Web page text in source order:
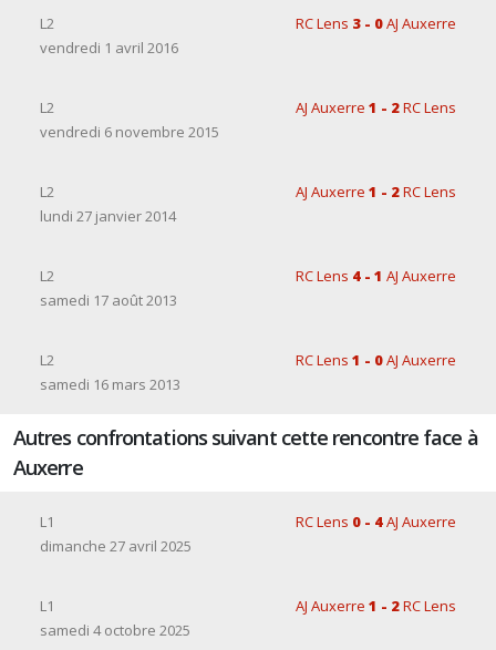
L2 RC Lens 3 - 0AJ Auxerre
vendredi 1 avril 2016
L2 AJ Auxerre 1 - 2RC Lens
vendredi 6 novembre 2015
L2 AJ Auxerre 1 - 2RC Lens
lundi 27 janvier 2014
L2 RC Lens 4 - 1 AJ Auxerre
samedi 17 août 2013
L2 RC Lens 1 - 0AJ Auxerre
samedi 16 mars 2013
Autres confrontations suivant cette rencontre face à
Auxerre
L1 RC Lens 0 - 4AJ Auxerre
dimanche 27 avril 2025
L1 AJ Auxerre 1 - 2RC Lens
samedi 4 octobre 2025